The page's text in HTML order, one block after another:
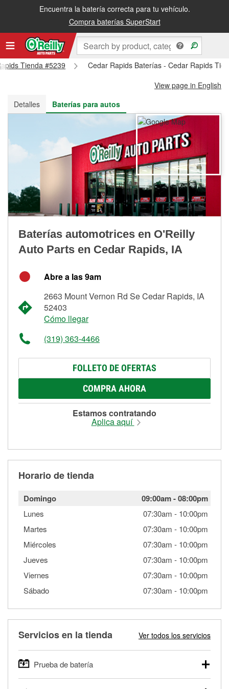
Encuentra la batería correcta para tu vehículo.
Compra baterías SuperStart
Recibe tu orden gratis al día siguiente o recógela en la tienda
Tienda #5239
Cedar Rapids Baterías - Cedar Rapids
View page in English
Detalles
Baterías para autos
Baterías automotrices en O'Reilly
Auto Parts en Cedar Rapids, IA
Abre a las 9am
2663 Mount Vernon Rd Se Cedar Rapids, IA
52403
Cómo llegar
(319) 363-4466
FOLLETO DE OFERTAS
COMPRA AHORA
Estamos contratando
Aplica aquí
Horario de tienda
Domingo 09:00am-08:00pm
Lunes 07:30am - 10:00pm
Martes
07:30am - 10:00pm
Miércoles
07:30am - 10:00pm
Jueves
07:30am - 10:00pm
Viernes
07:30am - 10:00pm
Sábado
07:30am - 10:00pm
Servicios en la tienda Ver todos los servicios
Prueba de batería